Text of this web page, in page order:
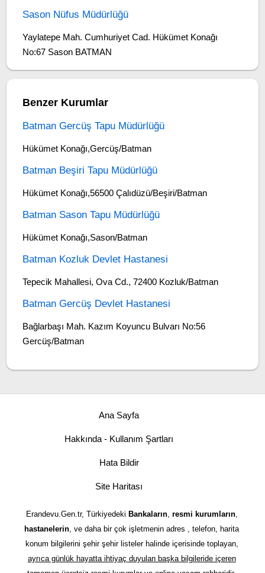
Sason Nüfus Müdürlüğü
Yaylatepe Mah. Cumhuriyet Cad. Hükümet Konağı
No:67 Sason BATMAN
Benzer Kurumlar
Batman Gercüş Tapu Müdürlüğü
Hükümet Konağı,Gercüş/Batman
Batman Beşiri Tapu Müdürlüğü
Hükümet Konağı,56500 Çalıdüzü/Beşiri/Batman
Batman Sason Tapu Müdürlüğü
Hükümet Konağı,Sason/Batman
Batman Kozluk Devlet Hastanesi
Tepecik Mahallesi, Ova Cd., 72400 Kozluk/Batman
Batman Gercüş Devlet Hastanesi
Bağlarbaşı Mah. Kazım Koyuncu Bulvarı No:56
Gercüş/Batman
Ana Sayfa
Hakkında - Kullanım Şartları
Hata Bildir
Site Haritası
Erandevu.Gen.tr, Türkiyedeki Bankaların, resmi kurumların,
hastanelerin, ve daha bir çok işletmenin adres , telefon, harita
konum bilgilerini şehir şehir listeler halinde içerisinde toplayan,
ayrıca günlük hayatta ihtiyaç duyulan başka bilgileride içeren